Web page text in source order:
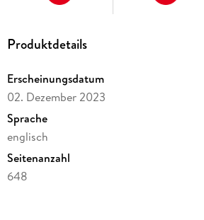
Produktdetails
Erscheinungsdatum
02. Dezember 2023
Sprache
englisch
Seitenanzahl
648